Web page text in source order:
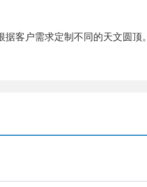
户需求定制不同的天文圆顶。